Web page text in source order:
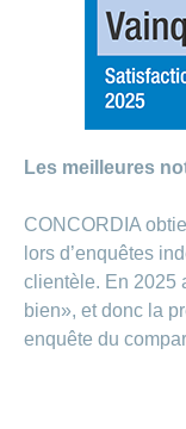
Les meilleures
CONCORDIA
lors d’enquêtes
clientèle. En 2025
bien», et donc la
enquête du